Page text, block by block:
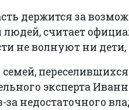
держится за
считает
не волнуют ни дети,
эксперта
за недостаточного